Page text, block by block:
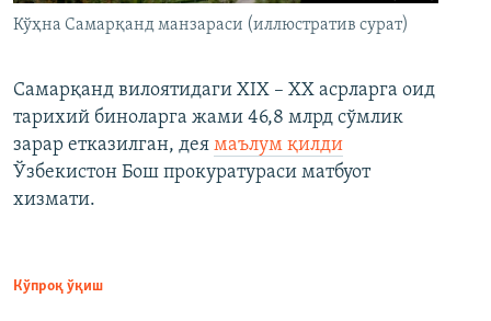
Кўҳна Самарқанд манзараси (иллюстратив сурат)
Самарқанд вилоятидаги XIX – XX асрларга оид
тарихий биноларга жами 46,8 млрд сўмлик
зарар етказилган, дея маълум қилди
Ўзбекистон Бош прокуратураси матбуот
хизмати.
Кўпроқ ўқиш